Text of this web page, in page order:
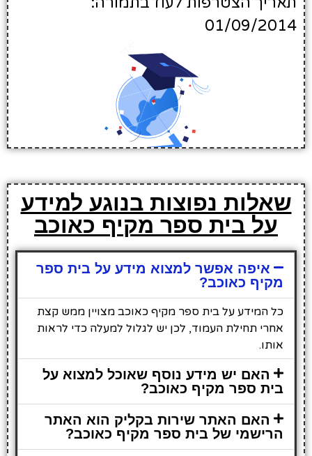
01/09/2014
שאלות נפוצות בנוגע למידע
על בית ספר מקיף כאוכב
איפה אפשר למצוא מידע על בית ספר
מקיף כאוכב?
כל המידע על בית ספר מקיף כאוכב מצויין ממש קצת
אחרי תחילת העמוד, לכן יש לגלול למעלה כדי לראות
אותו.
האם יש מידע נוסף שאוכל למצוא על
בית ספר מקיף כאוכב?
האם האתר שירות בקליק הוא האתר
הרישמי של בית ספר מקיף כאוכב?